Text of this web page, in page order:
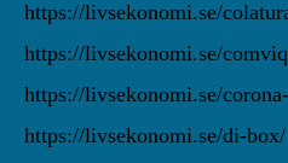
https://livsekonomi.se/
https://livsekonomi.se/
https://livsekonomi.se/
https://livsekonomi.se/di-box/